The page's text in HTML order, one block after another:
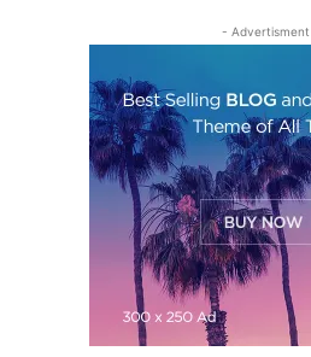
-